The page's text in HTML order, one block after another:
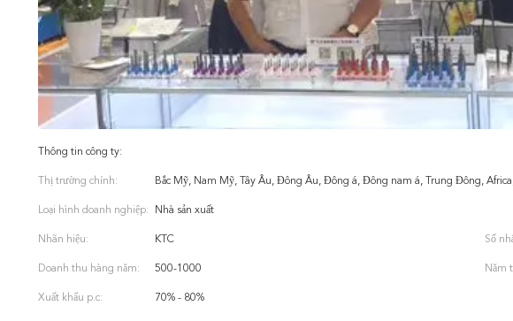
Thông tin công ty:
Thị trường chính: Bắc Mỹ, Nam Mỹ, Tây Âu, Đông Âu, Đông á, Đông nam á, Trung Đông,
Loại hình doanh nghiệp: Nhà sản xuất
Nhãn hiệu: KTC Số
Doanh thu hàng năm: 500-1000 Năm
Xuất khẩu p.c: 70% - 80%